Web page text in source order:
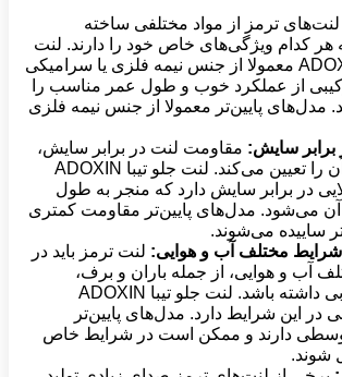
لنت‌های ترمز از مواد مختلفی ساخته
کدام ویژگی‌های خاص خود را دارند. لنت
جلو تیبا ADOXIN معمولا از جنس نیمه فلزی یا سرامیکی
از عملکرد خوب و طول عمر مناسب را
مدل‌های پایین‌تر معمولا از جنس نیمه فلزی
سایش: مقاومت لنت در برابر سایش،
طول عمر آن را تعیین می‌کند. لنت جلو تیبا ADOXIN
در برابر سایش دارد که منجر به طول
آن می‌شود. مدل‌های پایین‌تر مقاومت کمتری
ساییده می‌شوند.
مختلف آب و هوایی: لنت ترمز باید در
آب و هوایی، از جمله باران و برف،
عملکرد خوبی داشته باشد. لنت جلو تیبا ADOXIN
در این شرایط دارد. مدل‌های پایین‌تر
دارند و ممکن است در شرایط خاص
شوند.